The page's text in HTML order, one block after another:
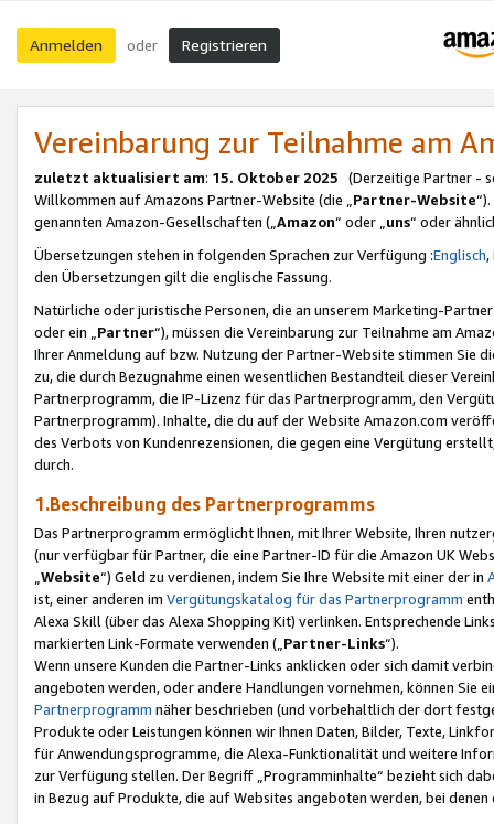
Anmelden oder Registrieren
Vereinbarung zur Teilnahme am
zuletzt aktualisiert am: 15. Oktober 2025 (Derzeitige Partner -
Willkommen auf Amazons Partner-Website (die „Partner-Website
genannten Amazon-Gesellschaften („Amazon“ oder „uns“ oder
Übersetzungen stehen in folgenden Sprachen zur Verfügung :Englisch,
den Übersetzungen gilt die englische Fassung.
Natürliche oder juristische Personen, die an unserem Marketing-
oder ein „Partner“), müssen die Vereinbarung zur Teilnahme am
Ihrer Anmeldung auf bzw. Nutzung der Partner-Website stimmen Sie
zu, die durch Bezugnahme einen wesentlichen Bestandteil dieser
Partnerprogramm, die IP-Lizenz für das Partnerprogramm, den
Partnerprogramm). Inhalte, die du auf der Website Amazon.com
des Verbots von Kundenrezensionen, die gegen eine Vergütung
durch.
1.Beschreibung des Partnerprogramms
Das Partnerprogramm ermöglicht Ihnen, mit Ihrer Website, Ihren
(nur verfügbar für Partner, die eine Partner-ID für die Amazon UK
Website“) Geld zu verdienen, indem Sie Ihre Website mit einer der in
ist, einer anderen im Vergütungskatalog für das Partnerprogramm
Alexa Skill (über das Alexa Shopping Kit) verlinken. Entsprechende
markierten Link-Formate verwenden („ Partner-Links“).
Wenn unsere Kunden die Partner-Links anklicken oder sich damit
angeboten werden, oder andere Handlungen vornehmen, können Sie
Partnerprogramm näher beschrieben (und vorbehaltlich der dort
Produkte oder Leistungen können wir Ihnen Daten, Bilder, Texte,
für Anwendungsprogramme, die Alexa-Funktionalität und weitere
zur Verfügung stellen. Der Begriff „Programminhalte“ bezieht sich
in Bezug auf Produkte, die auf Websites angeboten werden, bei